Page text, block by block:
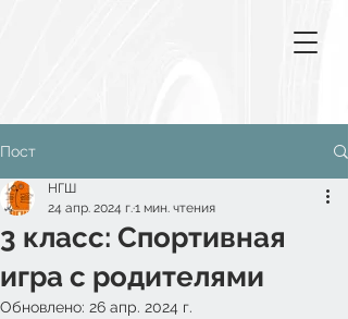
Пост
3 класс: Спортивная
игра с родителями
НГШ
24 апр. 2024 г.1 мин. чтения
Обновлено: 26 апр. 2024 г.